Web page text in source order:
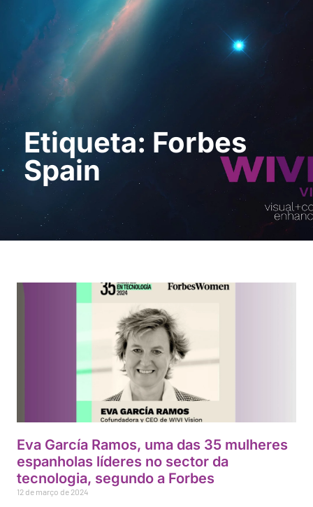
demonstração
Etiqueta: Forbes
Spain
Eva García Ramos, uma das 35 mulheres
espanholas líderes no sector da
tecnologia, segundo a Forbes
12 de março de 2024